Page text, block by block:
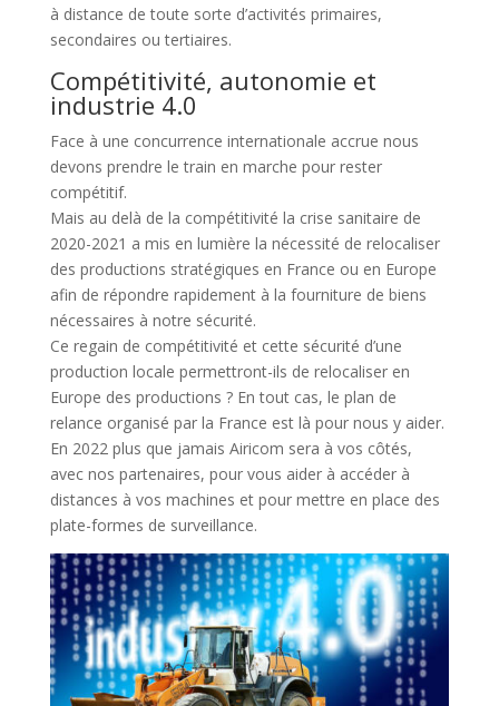
à distance de toute sorte d’activités primaires,
secondaires ou tertiaires.
Compétitivité, autonomie et
industrie 4.0
Face à une concurrence internationale accrue nous
devons prendre le train en marche pour rester
compétitif.
Mais au delà de la compétitivité la crise sanitaire de
2020-2021 a mis en lumière la nécessité de relocaliser
des productions stratégiques en France ou en Europe
afin de répondre rapidement à la fourniture de biens
nécessaires à notre sécurité.
Ce regain de compétitivité et cette sécurité d’une
production locale permettront-ils de relocaliser en
Europe des productions ? En tout cas, le plan de
relance organisé par la France est là pour nous y aider.
En 2022 plus que jamais Airicom sera à vos côtés,
avec nos partenaires, pour vous aider à accéder à
distances à vos machines et pour mettre en place des
plate-formes de surveillance.